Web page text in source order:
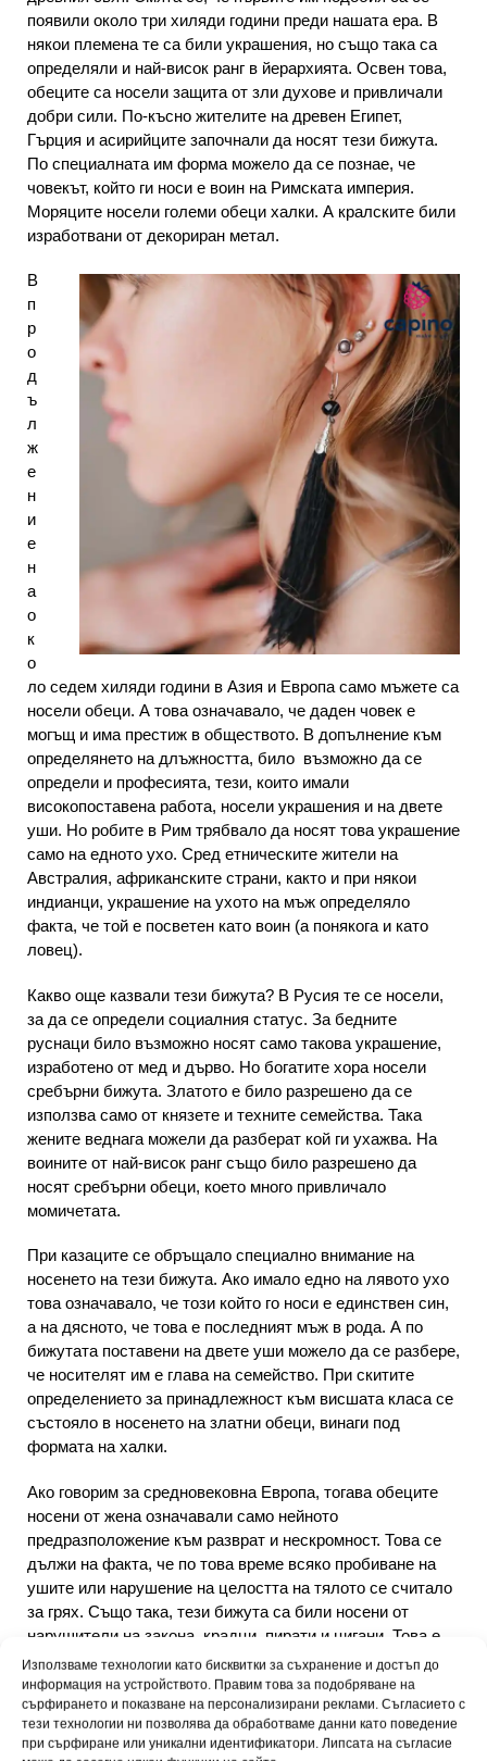
Използваме технологии като бисквитки за съхранение и достъп до
информация на устройството. Правим това за подобряване на
сърфирането и показване на персонализирани реклами. Съгласието с
тези технологии ни позволява да обработваме данни като поведение
при сърфиране или уникални идентификатори. Липсата на съгласие
появили около три хиляди години преди нашата ера. В
някои племена те са били украшения, но също така са
определяли и най-висок ранг в йерархията. Освен това,
обеците са носели защита от зли духове и привличали
добри сили. По-късно жителите на древен Египет,
Гърция и асирийците започнали да носят тези бижута.
По специалната им форма можело да се познае, че
човекът, който ги носи е воин на Римската империя.
Моряците носели големи обеци халки. А кралските били
изработвани от декориран метал.
В
п
р
о
д
ъ
л
ж
е
н
и
е
н
а
о
к
о
ло седем хиляди години в Азия и Европа само мъжете са
носели обеци. А това означавало, че даден човек е
могъщ и има престиж в обществото. В допълнение към
определянето на длъжността, било възможно да се
определи и професията, тези, които имали
високопоставена работа, носели украшения и на двете
уши. Но робите в Рим трябвало да носят това украшение
само на едното ухо. Сред етническите жители на
Австралия, африканските страни, както и при някои
индианци, украшение на ухото на мъж определяло
факта, че той е посветен като воин (а понякога и като
ловец).
Какво още казвали тези бижута? В Русия те се носели,
за да се определи социалния статус. За бедните
руснаци било възможно носят само такова украшение,
изработено от мед и дърво. Но богатите хора носели
сребърни бижута. Златото е било разрешено да се
използва само от князете и техните семейства. Така
жените веднага можели да разберат кой ги ухажва. На
воините от най-висок ранг също било разрешено да
носят сребърни обеци, което много привличало
момичетата.
При казаците се обръщало специално внимание на
носенето на тези бижута. Ако имало едно на лявото ухо
това означавало, че този който го носи е единствен син,
а на дясното, че това е последният мъж в рода. А по
бижутата поставени на двете уши можело да се разбере,
че носителят им е глава на семейство. При скитите
определението за принадлежност към висшата класа се
състояло в носенето на златни обеци, винаги под
формата на халки.
Ако говорим за средновековна Европа, тогава обеците
носени от жена означавали само нейното
предразположение към разврат и нескромност. Това се
дължи на факта, че по това време всяко пробиване на
ушите или нарушение на целостта на тялото се считало
за грях. Също така, тези бижута са били носени от
нарушители на закона, крадци, пирати и цигани. Това е
една от възможните причини, поради които не е било
позволено да се носят украшения за уши в училищата
по време на социализма, това е отглас от миналото и
асоциативната памет. Малко по-късно моряците
започнали да пробиват ушите си, тъй като научили, че